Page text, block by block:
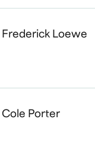
Frederick Loewe
Cole Porter